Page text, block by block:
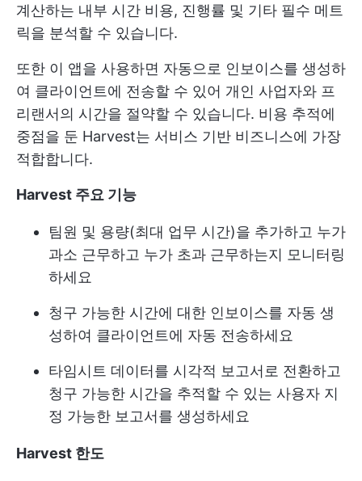
계산하는 내부 시간 비용, 진행률 및 기타 필수 메트
릭을 분석할 수 있습니다.
또한 이 앱을 사용하면 자동으로 인보이스를 생성하
여 클라이언트에 전송할 수 있어 개인 사업자와 프
리랜서의 시간을 절약할 수 있습니다. 비용 추적에
중점을 둔 Harvest는 서비스 기반 비즈니스에 가장
적합합니다.
Harvest 주요 기능
팀원 및 용량(최대 업무 시간)을 추가하고 누가
과소 근무하고 누가 초과 근무하는지 모니터링
하세요
청구 가능한 시간에 대한 인보이스를 자동 생
성하여 클라이언트에 자동 전송하세요
타임시트 데이터를 시각적 보고서로 전환하고
청구 가능한 시간을 추적할 수 있는 사용자 지
정 가능한 보고서를 생성하세요
Harvest 한도